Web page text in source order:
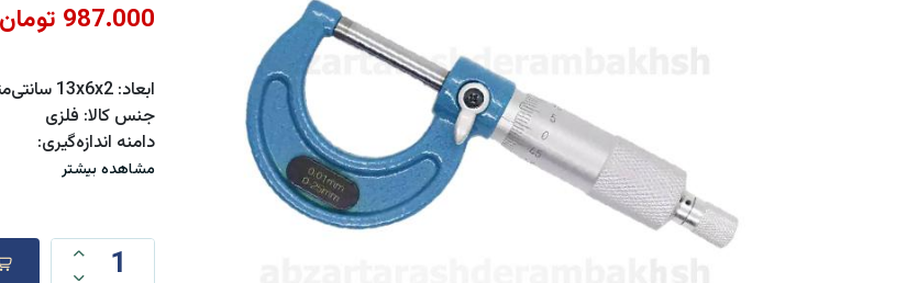
987.000 تومان
ابعاد: 13x6x2 سانتی‌متر
جنس کالا: فلزی
دامنه اندازه‌گیری:
مشاهده بیشتر